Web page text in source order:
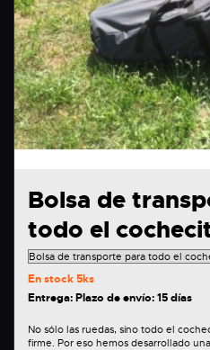
Bolsa de
todo el
En stock5ks
Entrega: Plazo de envío: 15 días
No sólo las ruedas, sino todo el
firme. Por eso hemos desarrollado una bolsa compleja para transportar